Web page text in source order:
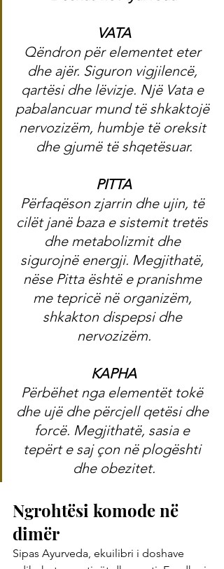
VATA
Qëndron për elementet eter
dhe ajër. Siguron vigjilencë,
qartësi dhe lëvizje. Një Vata e
pabalancuar mund të shkaktojë
nervozizëm, humbje të oreksit
dhe gjumë të shqetësuar.
PITTA
Përfaqëson zjarrin dhe ujin, të
cilët janë baza e sistemit tretës
dhe metabolizmit dhe
sigurojnë energji. Megjithatë,
nëse Pitta është e pranishme
me tepricë në organizëm,
shkakton dispepsi dhe
nervozizëm.
KAPHA
Përbëhet nga elementët tokë
dhe ujë dhe përcjell qetësi dhe
forcë. Megjithatë, sasia e
tepërt e saj çon në plogështi
dhe obezitet.
Ngrohtësi komode në
dimër
Sipas Ayurveda, ekuilibri i doshave